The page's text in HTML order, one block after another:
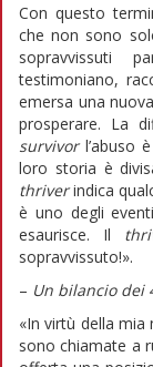
Con questo
che non sono
sopravvissuti
testimoniano,
emersa una
prosperare. La
survivorl’abuso
loro storia è
thriverindica
è uno degli
esaurisce. Il
sopravvissuto!».
– Un bilancio dei
«In virtù della
sono chiamate a